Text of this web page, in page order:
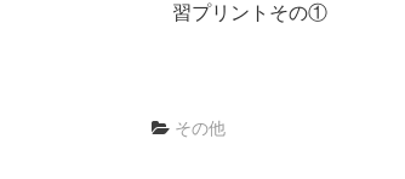
習プリントその①
その他